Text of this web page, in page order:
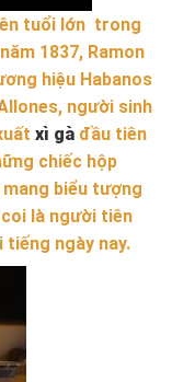
tuổi lớn trong
1837, Ramon
hiệu Habanos
người sinh
xì gà đầu tiên
chiếc hộp
biểu tượng
là người tiên
tiếng ngày nay.